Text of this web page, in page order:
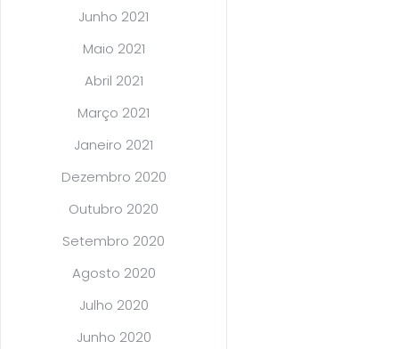
Junho 2021
Maio 2021
Abril 2021
Março 2021
Janeiro 2021
Dezembro 2020
Outubro 2020
Setembro 2020
Agosto 2020
Julho 2020
Junho 2020